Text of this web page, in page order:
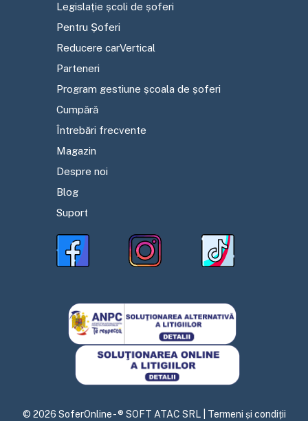
Legislație școli de șoferi
Pentru Șoferi
Reducere carVertical
Parteneri
Program gestiune școala de șoferi
Cumpără
Întrebări frecvente
Magazin
Despre noi
Blog
Suport
© 2026 SoferOnline - ® SOFT ATAC SRL | Termeni și condiții